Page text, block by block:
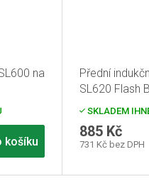
na
košíku
Přední
SL620 Flash
SKLADEM
731 Kč bez DPH
885 Kč